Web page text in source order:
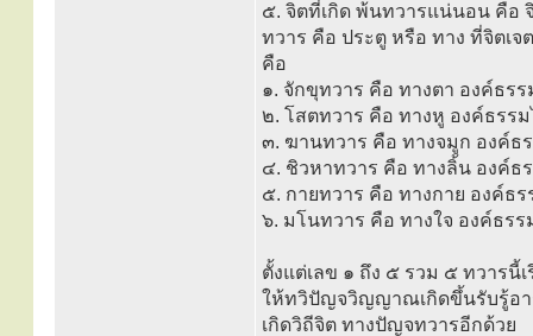
๕. จิตที่เกิด พ้นทวารแน่นอน คือ
ทวาร คือ ประตู หรือ ทาง ที่จิตเ
คือ
๑. จักขุทวาร คือ ทางตา องค์ธร
๒. โสตทวาร คือ ทางหู องค์ธรร
๓. ฆานทวาร คือ ทางจมูก องค์ธ
๔. ชิวหาทวาร คือ ทางลิ้น องค์ธ
๕. กายทวาร คือ ทางกาย องค์ธ
๖. มโนทวาร คือ ทางใจ องค์ธร
ตั้งแต่เลข ๑ ถึง ๕ รวม ๕ ทวารนี้
ให้ทวิปัญจวิญญาณเกิดขึ้นรับรู้อา
เกิดวิถีจิต ทางปัญจทวารอีกด้วย